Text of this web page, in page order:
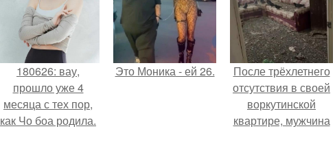
180626: вау,
прошло уже 4
месяца с тех пор,
как Чо боа родила.
Это Моника - ей 26.
После трёхлетнего
отсутствия в своей
воркутинской
квартире, мужчина